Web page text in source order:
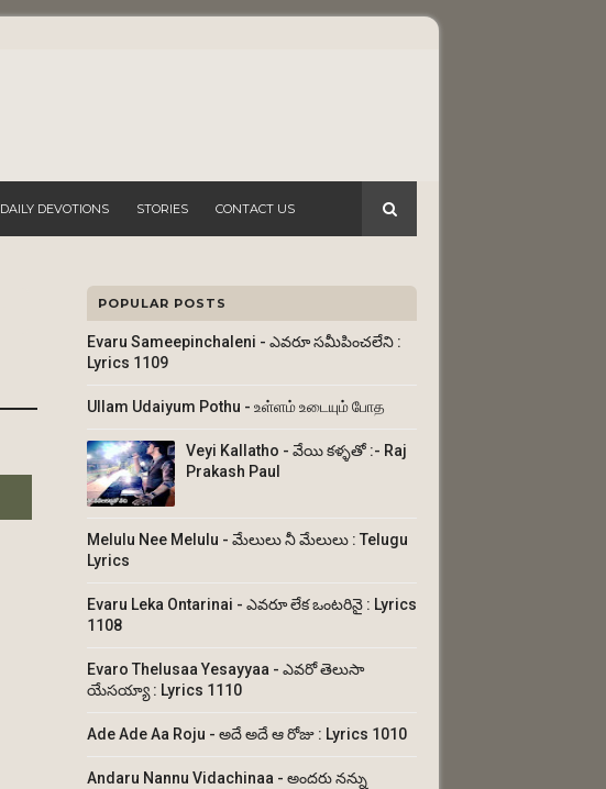
DAILY DEVOTIONS STORIES CONTACT US
POPULAR POSTS
Evaru Sameepinchaleni - ఎవరూ సమీపించలేని :
Lyrics 1109
Ullam Udaiyum Pothu - உள்ளம் உடையும் போத
Veyi Kallatho - వేయి కళ్ళతో :- Raj
Prakash Paul
Melulu Nee Melulu - మేలులు నీ మేలులు : Telugu
Lyrics
Evaru Leka Ontarinai - ఎవరూ లేక ఒంటరినై : Lyrics
1108
Evaro Thelusaa Yesayyaa - ఎవరో తెలుసా
యేసయ్యా : Lyrics 1110
Ade Ade Aa Roju - అదే అదే ఆ రోజు : Lyrics 1010
Andaru Nannu Vidachinaa - అందరు నన్ను